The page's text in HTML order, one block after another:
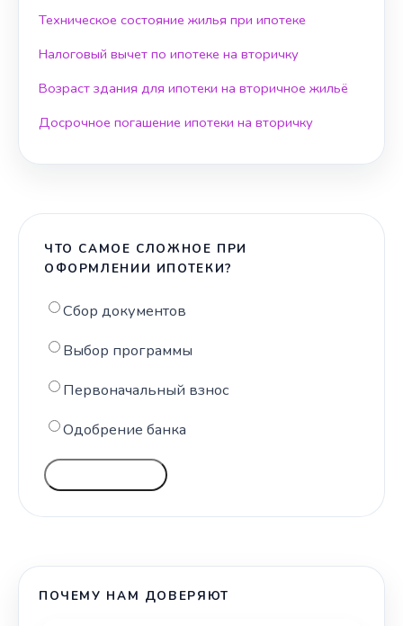
Техническое состояние жилья при ипотеке
Налоговый вычет по ипотеке на вторичку
Возраст здания для ипотеки на вторичное жильё
Досрочное погашение ипотеки на вторичку
ЧТО САМОЕ СЛОЖНОЕ ПРИ
ОФОРМЛЕНИИ ИПОТЕКИ?
Сбор документов
Выбор программы
Первоначальный взнос
Одобрение банка
ПОЧЕМУ НАМ ДОВЕРЯЮТ